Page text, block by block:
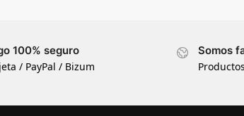
100% seguro
/ PayPal / Bizum
Somos